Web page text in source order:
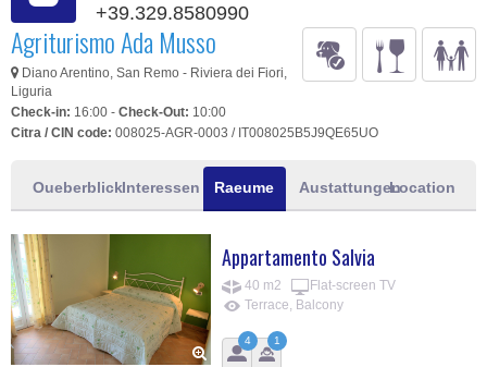
+39.329.8580990
Agriturismo Ada Musso
Diano Arentino, San Remo - Riviera dei Fiori,
Liguria
Check-in: 16:00 - Check-Out: 10:00
Citra / CIN code: 008025-AGR-0003 / IT008025B5J9QE65UO
OueberblickInteressen Raeume AustattungenLocation
Appartamento Salvia
40 m2
Flat-screen TV
Terrace, Balcony
4 1